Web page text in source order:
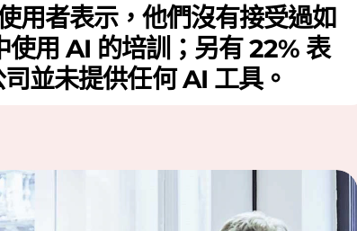
用者表示，他們沒有接受過如
使用 AI 的培訓；另有 22% 表
並未提供任何 AI 工具。